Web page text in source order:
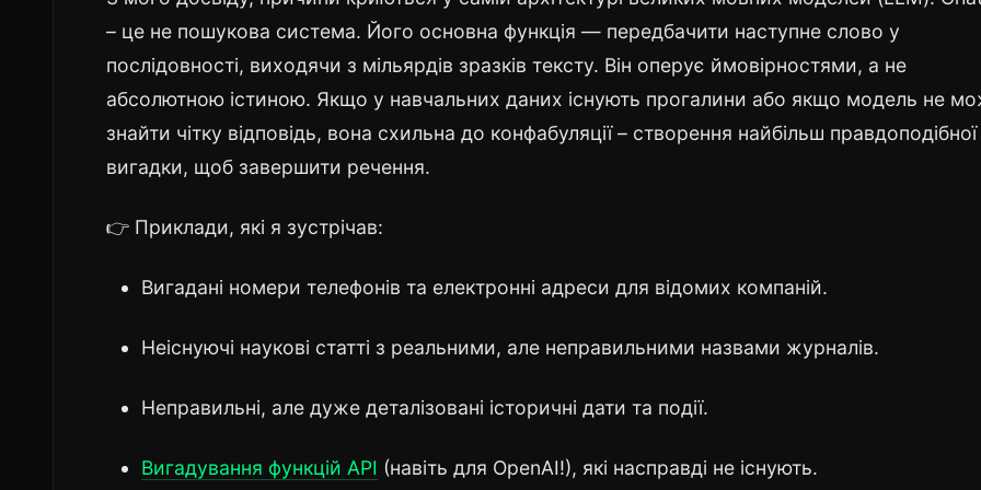
– це не пошукова система. Його основна функція — передбачити наступне слово у
послідовності, виходячи з мільярдів зразків тексту. Він оперує ймовірностями, а не
абсолютною істиною. Якщо у навчальних даних існують прогалини або якщо модель не
знайти чітку відповідь, вона схильна до конфабуляції – створення найбільш правдоподібної
вигадки, щоб завершити речення.
👉 Приклади, які я зустрічав:
Вигадані номери телефонів та електронні адреси для відомих компаній.
Неіснуючі наукові статті з реальними, але неправильними назвами журналів.
Неправильні, але дуже деталізовані історичні дати та події.
Вигадування функцій API (навіть для OpenAI!), які насправді не існують.